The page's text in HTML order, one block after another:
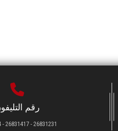
رقم
26831231 - 26831417 - 26831474